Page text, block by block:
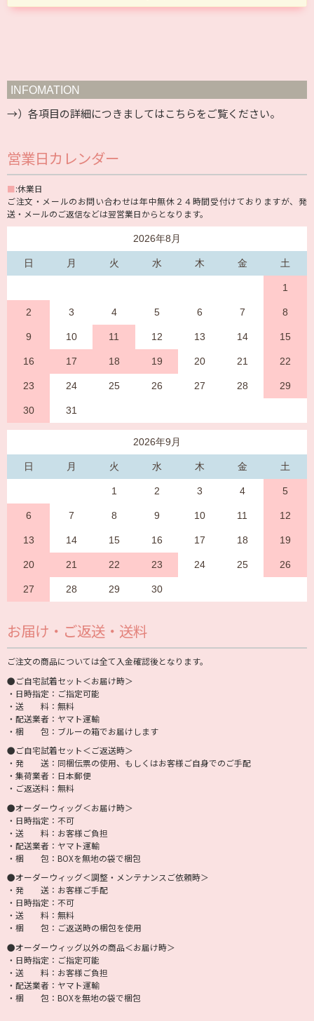
INFOMATION
→）各項目の詳細につきましてはこちらをご覧ください。
営業日カレンダー
■:休業日
ご注文・メールのお問い合わせは年中無休２４時間受付けておりますが、発
送・メールのご返信などは翌営業日からとなります。
2026年8月
日 月 火 水 木 金 土
1
2 3 4 5 6 7 8
9 10 11 12 13 14 15
16 17 18 19 20 21 22
23 24 25 26 27 28 29
30 31
2026年9月
日 月 火 水 木 金 土
1 2 3 4 5
6 7 8 9 10 11 12
13 14 15 16 17 18 19
20 21 22 23 24 25 26
27 28 29 30
お届け・ご返送・送料
ご注文の商品については全て入金確認後となります。
●ご自宅試着セット＜お届け時＞
・日時指定：ご指定可能
・送 料：無料
・配送業者：ヤマト運輸
・梱 包：ブルーの箱でお届けします
●ご自宅試着セット＜ご返送時＞
・発 送：同梱伝票の使用、もしくはお客様ご自身でのご手配
・集荷業者：日本郵便
・ご返送料：無料
●オーダーウィッグ＜お届け時＞
・日時指定：不可
・送 料：お客様ご負担
・配送業者：ヤマト運輸
・梱 包：BOXを無地の袋で梱包
●オーダーウィッグ＜調整・メンテナンスご依頼時＞
・発 送：お客様ご手配
・日時指定：不可
・送 料：無料
・梱 包：ご返送時の梱包を使用
●オーダーウィッグ以外の商品＜お届け時＞
・日時指定：ご指定可能
・送 料：お客様ご負担
・配送業者：ヤマト運輸
・梱 包：BOXを無地の袋で梱包